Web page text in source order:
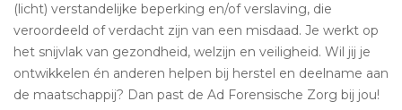
(licht) verstandelijke beperking en/of verslaving, die
veroordeeld of verdacht zijn van een misdaad. Je werkt op
het snijvlak van gezondheid, welzijn en veiligheid. Wil jij je
ontwikkelen én anderen helpen bij herstel en deelname aan
de maatschappij? Dan past de Ad Forensische Zorg bij jou!